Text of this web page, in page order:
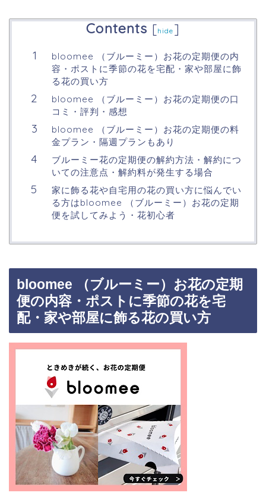
Contents [hide ]
bloomee （ブルーミー）お花の定期便の内
容・ポストに季節の花を宅配・家や部屋に飾
る花の買い方
bloomee （ブルーミー）お花の定期便の口
コミ・評判・感想
bloomee （ブルーミー）お花の定期便の料
金プラン・隔週プランもあり
ブルーミー花の定期便の解約方法・解約につ
いての注意点・解約料が発生する場合
家に飾る花や自宅用の花の買い方に悩んでい
る方はbloomee （ブルーミー）お花の定期
便を試してみよう・花初心者
bloomee （ブルーミー）お花の定期
便の内容・ポストに季節の花を宅
配・家や部屋に飾る花の買い方